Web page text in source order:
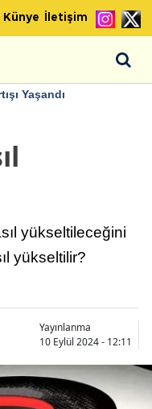
Künye İletişim
Yaşandı
yükseltileceğini
yükseltilir?
Yayınlanma
10 Eylül 2024 - 12:11